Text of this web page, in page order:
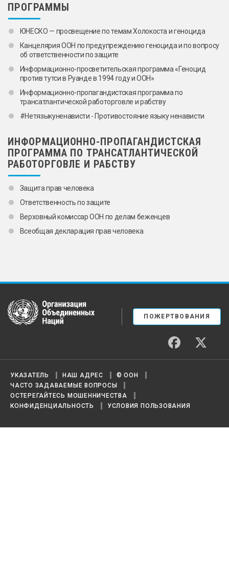
ПРОГРАММЫ
ЮНЕСКО — просвещение по темам Холокоста и геноцида
Канцелярия ООН по предупреждению геноцида и по вопросу
об ответственности по защите
Информационно-просветительская программа «Геноцид
против тутси в Руанде в 1994 году и ООН»
Информационно-пропагандистская программа по
трансатлантической работорговле и рабству
#Нетязыкуненависти - Противостояние языку ненависти
ИНФОРМАЦИОННО-ПРОПАГАНДИСТСКАЯ
ПРОГРАММА ПО ТРАНСАТЛАНТИЧЕСКОЙ
РАБОТОРГОВЛЕ И РАБСТВУ
Защита прав человека
Ответственность по защите
Верховный комиссар ООН по делам беженцев
Всеобщая декларация прав человека
United Nations
ПОЖЕРТВОВАНИЯ
facebook
УКАЗАТЕЛЬ НАШ АДРЕС
© ООН
ЧАСТО ЗАДАВАЕМЫЕ ВОПРОСЫ
ОСТЕРЕГАЙТЕСЬ МОШЕННИЧЕСТВА
КОНФИДЕНЦИАЛЬНОСТЬ
УСЛОВИЯ ПОЛЬЗОВАНИЯ